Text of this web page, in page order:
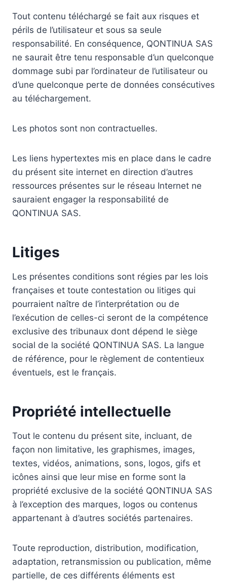
Tout contenu téléchargé se fait aux risques et
périls de l’utilisateur et sous sa seule
responsabilité. En conséquence, QONTINUA SAS
ne saurait être tenu responsable d’un quelconque
dommage subi par l’ordinateur de l’utilisateur ou
d’une quelconque perte de données consécutives
au téléchargement.
Les photos sont non contractuelles.
Les liens hypertextes mis en place dans le cadre
du présent site internet en direction d’autres
ressources présentes sur le réseau Internet ne
sauraient engager la responsabilité de
QONTINUA SAS.
Litiges
Les présentes conditions sont régies par les lois
françaises et toute contestation ou litiges qui
pourraient naître de l’interprétation ou de
l’exécution de celles-ci seront de la compétence
exclusive des tribunaux dont dépend le siège
social de la société QONTINUA SAS. La langue
de référence, pour le règlement de contentieux
éventuels, est le français.
Propriété intellectuelle
Tout le contenu du présent site, incluant, de
façon non limitative, les graphismes, images,
textes, vidéos, animations, sons, logos, gifs et
icônes ainsi que leur mise en forme sont la
propriété exclusive de la société QONTINUA SAS
à l’exception des marques, logos ou contenus
appartenant à d’autres sociétés partenaires.
Toute reproduction, distribution, modification,
adaptation, retransmission ou publication, même
partielle, de ces différents éléments est